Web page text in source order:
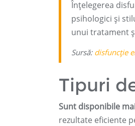
Înțelegerea
psihologici și
unui tratament
Sursă: disfuncție
Tipuri
Sunt disponibile
rezultate eficiente